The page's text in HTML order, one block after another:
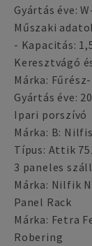
Gyártás éve:
Műszaki
- Kapacitás:
Keresztvágó
Márka:
Gyártás éve:
Ipari porszívó
Márka: B:
Típus: Attik
3 paneles
Márka: Nilfik
Panel Rack
Márka: Fetra
Robering